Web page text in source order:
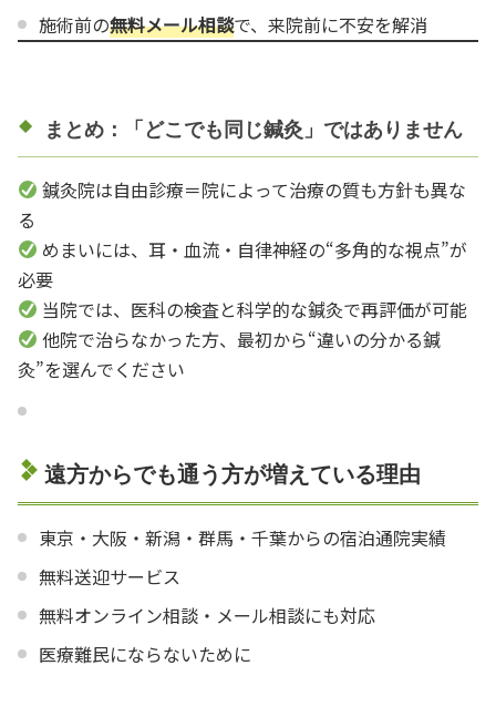
施術前の無料メール相談で、来院前に不安を解消
まとめ：「どこでも同じ鍼灸」ではありません
鍼灸院は自由診療＝院によって治療の質も方針も異な
る
めまいには、耳・血流・自律神経の“多角的な視点”が
必要
当院では、医科の検査と科学的な鍼灸で再評価が可能
他院で治らなかった方、最初から“違いの分かる鍼
灸”を選んでください
遠方からでも通う方が増えている理由
東京・大阪・新潟・群馬・千葉からの宿泊通院実績
無料送迎サービス
無料オンライン相談・メール相談にも対応
医療難民にならないために